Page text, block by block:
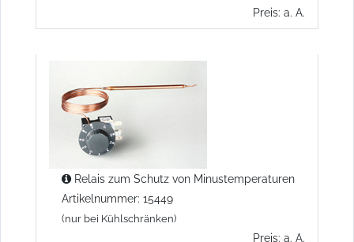
Preis: a. A.
Relais zum Schutz von Minustemperaturen
Artikelnummer: 15449
(nur bei Kühlschränken)
Preis: a. A.